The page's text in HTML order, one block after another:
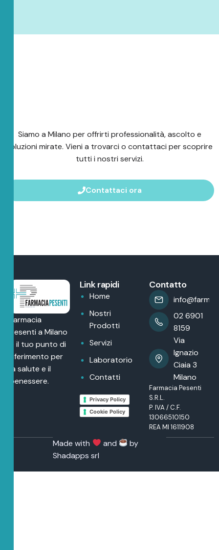
Siamo a Milano per offrirti professionalità, ascolto e
soluzioni mirate. Vieni a trovarci o contattaci per scoprire
tutti i nostri servizi.
Contattaci ora
Farmacia
Pesenti a Milano
è il tuo punto di
riferimento per
la salute e il
benessere.
Link rapidi
Home
Nostri
Prodotti
Servizi
Laboratorio
Contatti
Privacy Policy
Cookie Policy
Contatto
02 6901
8159
Via
Ignazio
Ciaia 3
Milano
Farmacia Pesenti
S.R.L.
P. IVA / C.F.
13066510150
REA MI 1611908
Made with and
by
Shadapps srl